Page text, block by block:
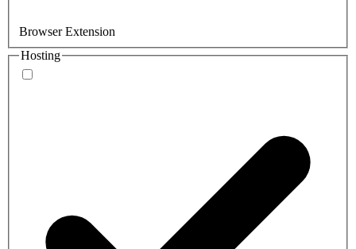
Browser Extension
Hosting